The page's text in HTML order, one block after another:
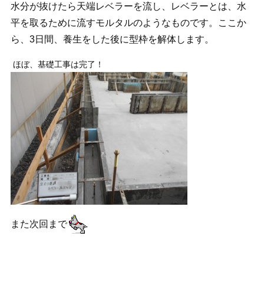
水分が抜けたら天端レベラーを流し、レベラーとは、水
平を取るために流すモルタルのようなものです。ここか
ら、3日間、養生をした後に型枠を解体します。
ほぼ、基礎工事は完了！
また次回まで